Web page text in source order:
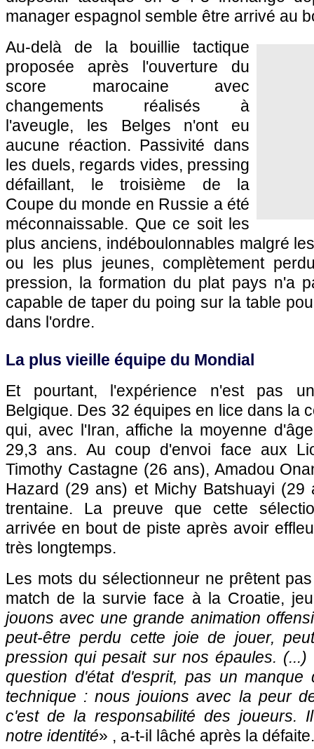
manager espagnol semble être arrivé au
Au-delà de la bouillie tactique
proposée après l'ouverture du
score marocaine avec
changements réalisés à
l'aveugle, les Belges n'ont eu
aucune réaction. Passivité dans
les duels, regards vides, pressing
défaillant, le troisième de la
Coupe du monde en Russie a été
méconnaissable. Que ce soit les
plus anciens, indéboulonnables malgré
ou les plus jeunes, complètement
pression, la formation du plat pays n'a
capable de taper du poing sur la table
dans l'ordre.
La plus vieille équipe du Mondial
Et pourtant, l'expérience n'est pas
Belgique. Des 32 équipes en lice dans la
qui, avec l'Iran, affiche la moyenne
29,3 ans. Au coup d'envoi face aux
Timothy Castagne (26 ans), Amadou
Hazard (29 ans) et Michy Batshuayi (29
trentaine. La preuve que cette
arrivée en bout de piste après avoir
très longtemps.
Les mots du sélectionneur ne prêtent
match de la survie face à la Croatie,
jouons avec une grande animation
peut-être perdu cette joie de jouer,
pression qui pesait sur nos épaules. (...)
question d'état d'esprit, pas un manque
technique : nous jouions avec la peur
c'est de la responsabilité des joueurs.
notre identité» , a-t-il lâché après la